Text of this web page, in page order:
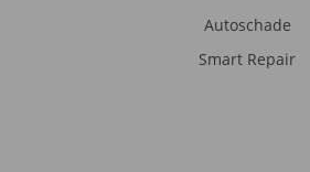
Autoschade
Smart Repair